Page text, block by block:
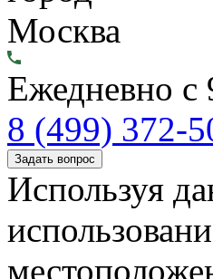
Москва
Ежедневно с
8 (499) 372-
Задать вопрос
Используя